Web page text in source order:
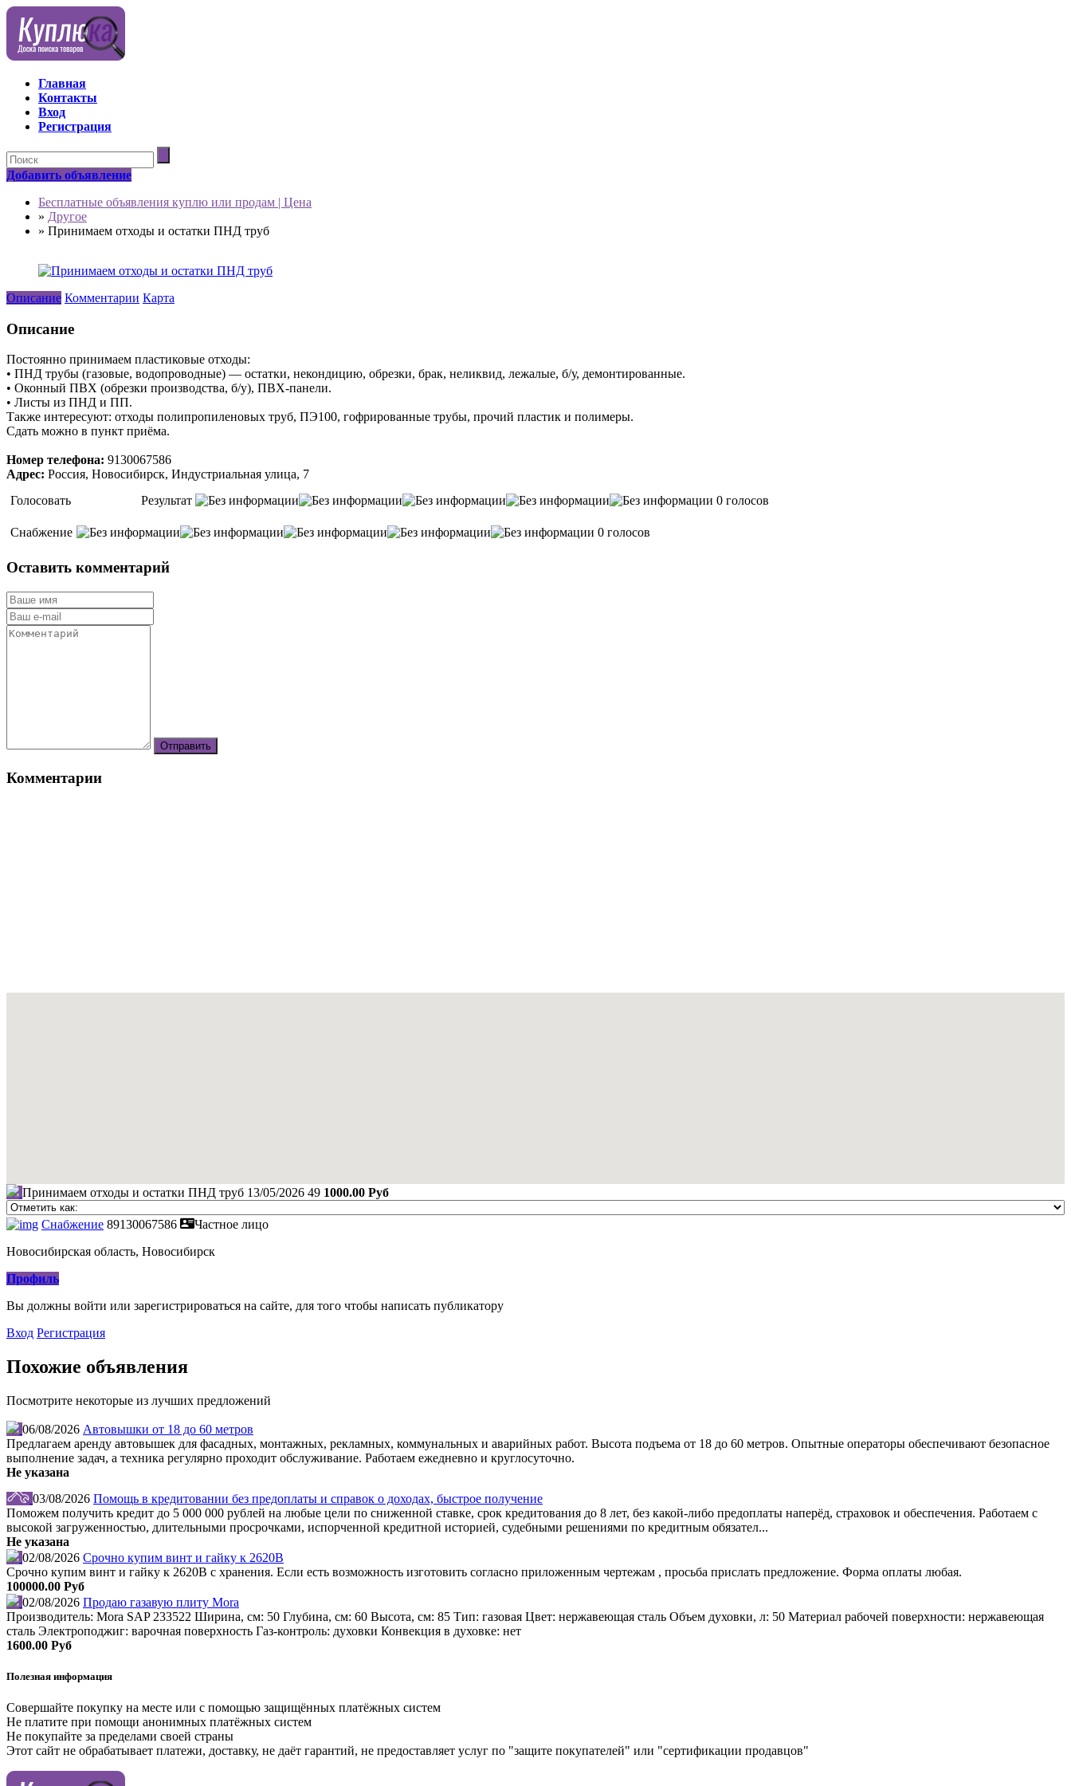
Главная
Контакты
Вход
Регистрация
Добавить объявление
Бесплатные объявления куплю или продам | Цена
» Другое
» Принимаем отходы и остатки ПНД труб
Описание Комментарии Карта
Описание
Постоянно принимаем пластиковые отходы:
• ПНД трубы (газовые, водопроводные) — остатки, некондицию, обрезки, брак, неликвид, лежалые, б/у, демонтированные.
• Оконный ПВХ (обрезки производства, б/у), ПВХ-панели.
• Листы из ПНД и ПП.
Также интересуют: отходы полипропиленовых труб, ПЭ100, гофрированные трубы, прочий пластик и полимеры.
Сдать можно в пункт приёма.
Номер телефона: 9130067586
Адрес: Россия, Новосибирск, Индустриальная улица, 7
Голосовать
Результат 0 голосов
Снабжение 0 голосов
Оставить комментарий
Комментарии
Принимаем отходы и остатки ПНД труб 13/05/2026 49 1000.00 Руб
Снабжение 89130067586
Частное лицо
Новосибирская область, Новосибирск
Профиль
Вы должны войти или зарегистрироваться на сайте, для того чтобы написать публикатору
Вход Регистрация
Похожие объявления
Посмотрите некоторые из лучших предложений
06/08/2026 Автовышки от 18 до 60 метров
Предлагаем аренду автовышек для фасадных, монтажных, рекламных, коммунальных и аварийных работ. Высота подъема от 18 до 60 метров. Опытные операторы обеспечивают безопасное
выполнение задач, а техника регулярно проходит обслуживание. Работаем ежедневно и круглосуточно.
Не указана
03/08/2026 Помощь в кредитовании без предоплаты и справок о доходах, быстрое получение
Поможем получить кредит до 5 000 000 рублей на любые цели по сниженной ставке, срок кредитования до 8 лет, без какой-либо предоплаты наперёд, страховок и обеспечения. Работаем с
высокой загруженностью, длительными просрочками, испорченной кредитной историей, судебными решениями по кредитным обязател...
Не указана
02/08/2026 Срочно купим винт и гайку к 2620В
Срочно купим винт и гайку к 2620В с хранения. Если есть возможность изготовить согласно приложенным чертежам , просьба прислать предложение. Форма оплаты любая.
100000.00 Руб
02/08/2026 Продаю газавую плиту Mora
Производитель: Mora SAP 233522 Ширина, см: 50 Глубина, см: 60 Высота, см: 85 Тип: газовая Цвет: нержавеющая сталь Объем духовки, л: 50 Материал рабочей поверхности: нержавеющая
сталь Электроподжиг: варочная поверхность Газ-контроль: духовки Конвекция в духовке: нет
1600.00 Руб
Полезная информация
Совершайте покупку на месте или с помощью защищённых платёжных систем
Не платите при помощи анонимных платёжных систем
Не покупайте за пределами своей страны
Этот сайт не обрабатывает платежи, доставку, не даёт гарантий, не предоставляет услуг по "защите покупателей" или "сертификации продавцов"